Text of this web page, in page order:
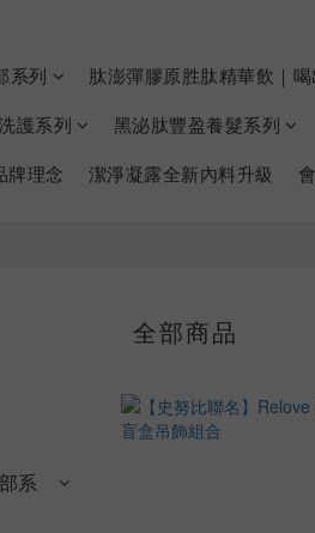
系列 肽澎彈膠原胜肽精華飲｜
護系列
黑泌肽豐盈養髮系列
牌理念 潔淨凝露全新內料升級
系
全部商品